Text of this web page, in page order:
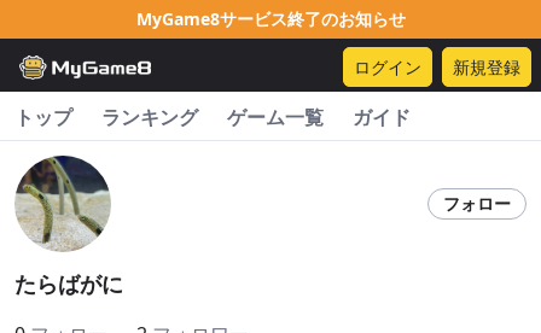
MyGame8サービス終了のお知らせ
ログイン 新規登録
トップ ランキング ゲーム一覧 ガイド
フォロー
たらばがに